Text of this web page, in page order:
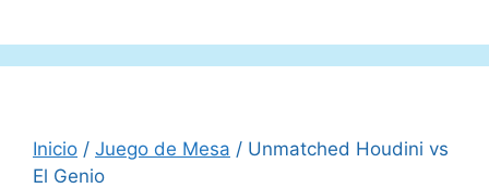
Inicio / Juego de Mesa / Unmatched Houdini vs
El Genio